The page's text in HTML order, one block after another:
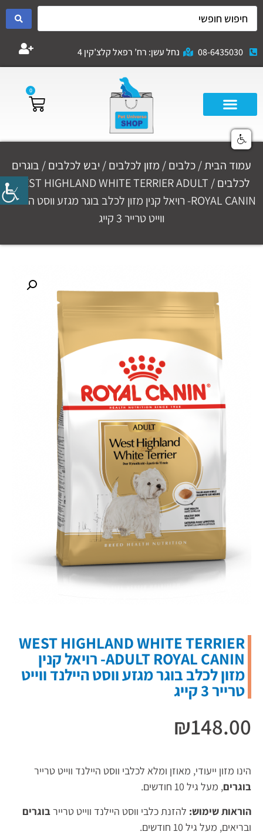
08-6435030 נחל עשן: רח’ רפאל קלצ’קין 4
0
עמוד הבית/כלבים/ מזון לכלבים/ יבש לכלבים/ בוגרים
לכלבים
/ WEST HIGHLAND WHITE TERRIER ADULT
ROYAL CANIN- רויאל קנין מזון לכלב בוגר מגזע ווסט היילנד
ווייט טרייר 3 קייג
WEST HIGHLAND WHITE TERRIER
ADULT ROYAL CANIN- רויאל קנין
מזון לכלב בוגר מגזע ווסט היילנד ווייט
טרייר 3 קייג
₪148.00
הינו מזון ייעודי, מאוזן ומלא לכלבי ווסט היילנד ווייט טרייר
בוגרים, מעל גיל 10 חודשים.
הוראות שימוש: להזנת כלבי ווסט היילנד ווייט טריירבוגרים
ובריאים, מעל גיל 10 חודשים.